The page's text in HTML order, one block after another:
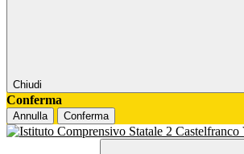
Chiudi
Conferma
Annulla Conferma